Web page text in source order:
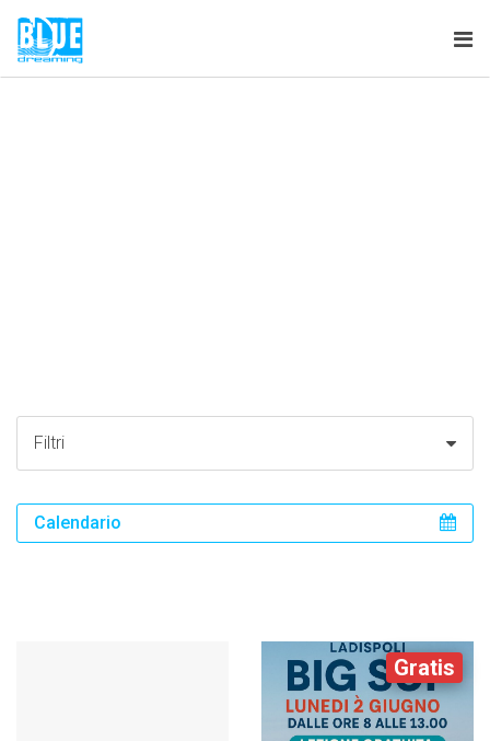
Filtri
Calendario
Gratis